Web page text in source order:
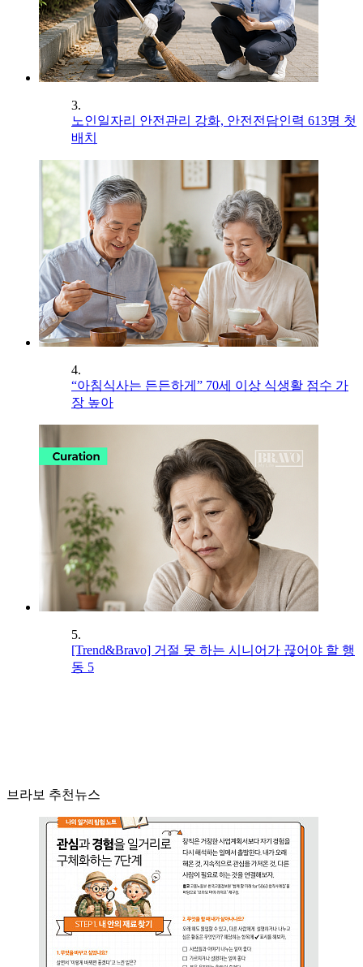
3.
노인일자리 안전관리 강화, 안전전담인력 613명 첫
배치
4.
“아침식사는 든든하게” 70세 이상 식생활 점수 가
장 높아
5.
[Trend&Bravo] 거절 못 하는 시니어가 끊어야 할 행
동 5
브라보 추천뉴스